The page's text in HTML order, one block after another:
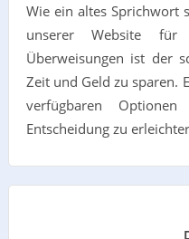
Wie ein altes Sprichwort
unserer Website
Überweisungen ist der
Zeit und Geld zu sparen.
verfügbaren
Entscheidung zu